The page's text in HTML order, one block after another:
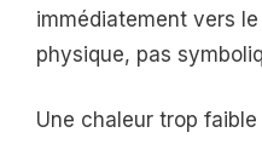
immédiatement vers
physique, pas
Une chaleur trop